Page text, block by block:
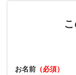
お名前 （必須）